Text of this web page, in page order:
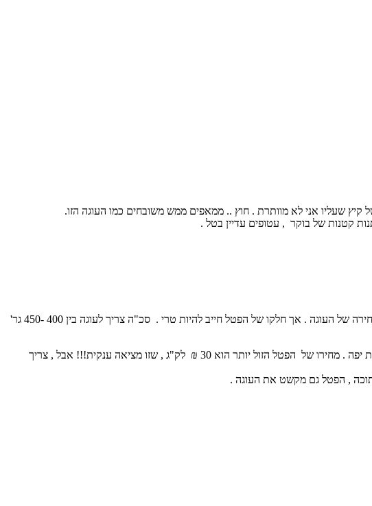
קיץ שעליו אני לא מוותרת . חוץ .. ממאפים ממש משובחים כמו העוגה הזו.
קטנות של בוקר , עטופים עדיין בטל .
מחירו של הפטל בשווקים , גבוה עד כי ניתן לחשוב שהוא נסחר בבורסה . אבל המרתי את חלקו של הפטל לפטל קפוא , כדי להוזיל את מחירה של העוגה . אך חלקו של הפטל חייב להיות טרי . סכ"ה צריך לעוגה בין 400 -450 גר'
בשוק האיכרים ניתן להשיג אריזה גדולה של פטל סוג ב' , שנועד לריבות וכאלה . הוא יהיה מצוין לעוגה , מלבד הפטל לקישוט שצריך להיות יפה . מחירו של הפטל הזול יותר הוא 30 ₪ לק"ג , שזו מציאה ענקית!!! אבל , צריך
, הפטל גם מקשט את העוגה .